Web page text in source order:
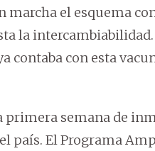
marcha el esquema
la
contaba con esta
primera semana de
país. El Programa